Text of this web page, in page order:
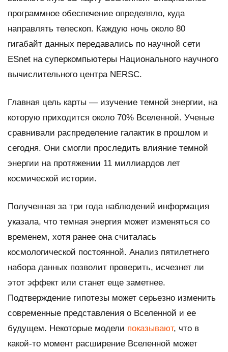
программное обеспечение определяло, куда
направлять телескоп. Каждую ночь около 80
гигабайт данных передавались по научной сети
ESnet на суперкомпьютеры Национального научного
вычислительного центра NERSC.
Главная цель карты — изучение темной энергии, на
которую приходится около 70% Вселенной. Ученые
сравнивали распределение галактик в прошлом и
сегодня. Они смогли проследить влияние темной
энергии на протяжении 11 миллиардов лет
космической истории.
Полученная за три года наблюдений информация
указала, что темная энергия может изменяться со
временем, хотя ранее она считалась
космологической постоянной. Анализ пятилетнего
набора данных позволит проверить, исчезнет ли
этот эффект или станет еще заметнее.
Подтверждение гипотезы может серьезно изменить
современные представления о Вселенной и ее
будущем. Некоторые модели показывают, что в
какой-то момент расширение Вселенной может